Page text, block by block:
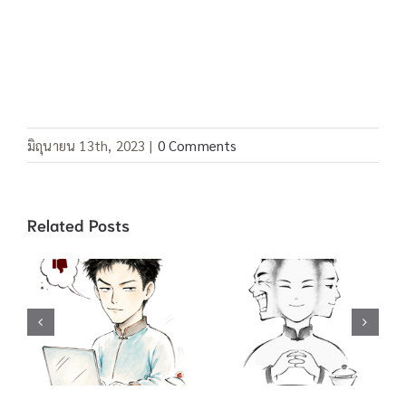
มิถุนายน 13th, 2023 | 0 Comments
Related Posts
คำสแลง 酸民 ชาว
เน็ตขี้อิจฉา / 吃不
到葡萄说葡萄酸
กินองุ่นไม่ได้ เลย
บอกว่าองุ่นเปรี้ยว
คำสแลง “อยู่เป็น”
/ 死马当做活马医
ทำเต็มที่เผื่อจะมี
ปาฏิหาริย์ / 聪明
反被聪明误 คน
ฉลาดมักตกเป็น